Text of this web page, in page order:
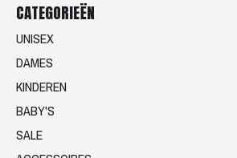
CATEGORIEËN
UNISEX
DAMES
KINDEREN
BABY'S
SALE